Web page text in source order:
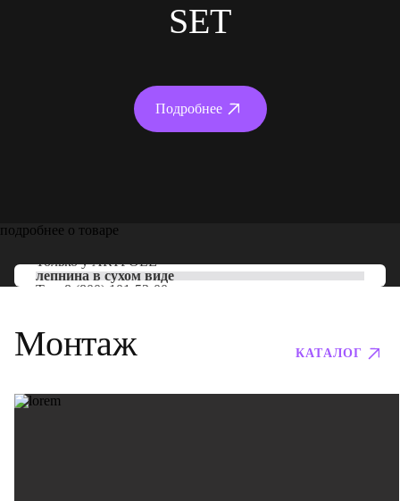
SET
Подробнее
подробнее о товаре
Только уARTPOLE
лепнина в сухом виде
Тел: 8 (800) 101-53-00
Монтаж КАТАЛОГ